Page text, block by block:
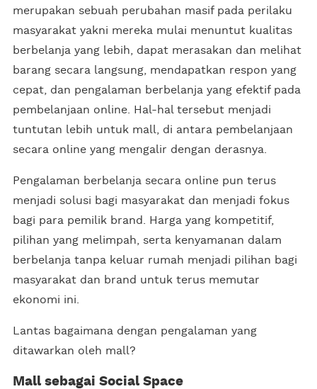
merupakan sebuah perubahan masif pada perilaku
masyarakat yakni mereka mulai menuntut kualitas
berbelanja yang lebih, dapat merasakan dan melihat
barang secara langsung, mendapatkan respon yang
cepat, dan pengalaman berbelanja yang efektif pada
pembelanjaan online. Hal-hal tersebut menjadi
tuntutan lebih untuk mall, di antara pembelanjaan
secara online yang mengalir dengan derasnya.
Pengalaman berbelanja secara online pun terus
menjadi solusi bagi masyarakat dan menjadi fokus
bagi para pemilik brand. Harga yang kompetitif,
pilihan yang melimpah, serta kenyamanan dalam
berbelanja tanpa keluar rumah menjadi pilihan bagi
masyarakat dan brand untuk terus memutar
ekonomi ini.
Lantas bagaimana dengan pengalaman yang
ditawarkan oleh mall?
Mall sebagai Social Space